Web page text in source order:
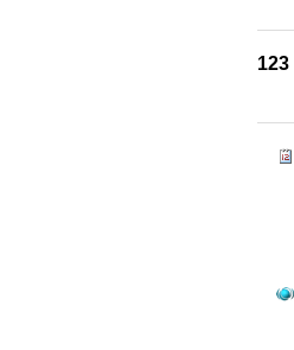
123